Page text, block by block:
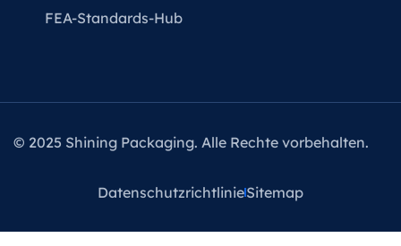
FEA-Standards-Hub
© 2025 Shining Packaging. Alle Rechte vorbehalten.
DatenschutzrichtlinieSitemap